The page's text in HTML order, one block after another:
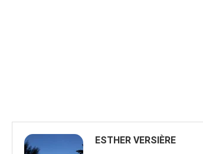
ESTHER VERSIÈRE